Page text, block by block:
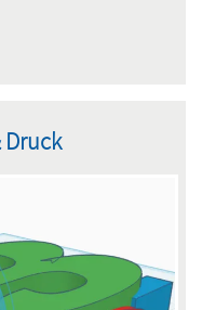
Druck